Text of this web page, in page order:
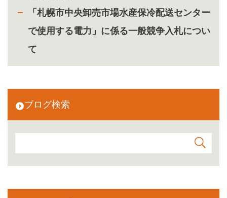
「札幌市中央卸売市場水産保冷配送センター
で使用する電力」に係る一般競争入札につい
て
ブログ検索